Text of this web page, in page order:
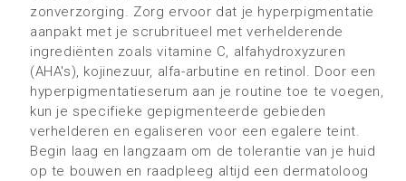
zonverzorging. Zorg ervoor dat je hyperpigmentatie
aanpakt met je scrubritueel met verhelderende
ingrediënten zoals vitamine C, alfahydroxyzuren
(AHA's), kojinezuur, alfa-arbutine en retinol. Door een
hyperpigmentatieserum aan je routine toe te voegen,
kun je specifieke gepigmenteerde gebieden
verhelderen en egaliseren voor een egalere teint.
Begin laag en langzaam om de tolerantie van je huid
op te bouwen en raadpleeg altijd een dermatoloog